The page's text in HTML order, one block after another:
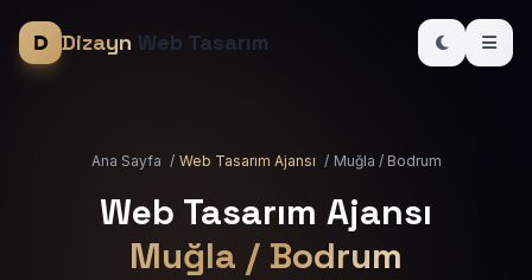
Dizayn Web Tasarım
Ana Sayfa / Web Tasarım Ajansı / Muğla / Bodrum
Web Tasarım Ajansı
Muğla / Bodrum